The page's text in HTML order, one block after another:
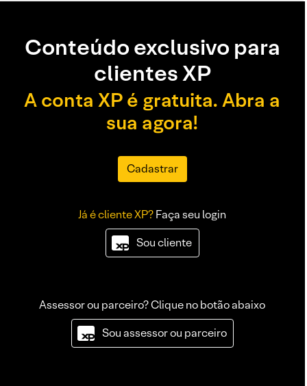
Conteúdo exclusivo para
clientes XP
A conta XP é gratuita. Abra a
sua agora!
Cadastrar
Já é cliente XP?Faça seu login
Sou cliente
Assessor ou parceiro? Clique no botão abaixo
Sou assessor ou parceiro